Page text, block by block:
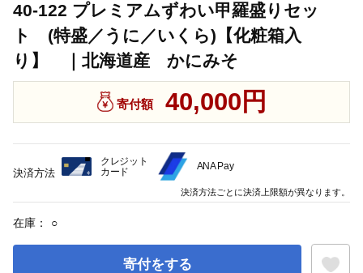
40-122 プレミアムずわい甲羅盛りセッ
ト (特盛／うに／いくら)【化粧箱入
り】 ｜北海道産 かにみそ
寄付額 40,000円
在庫： ○
寄付をする
決済方法
クレジット
カード
ANA Pay
決済方法ごとに決済上限額が異なります。